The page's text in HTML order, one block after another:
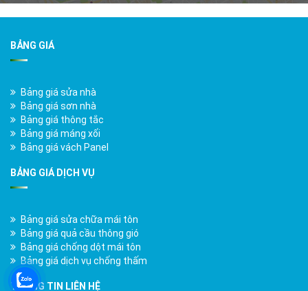
BẢNG GIÁ
Bảng giá sửa nhà
Bảng giá sơn nhà
Bảng giá thông tắc
Bảng giá máng xối
Bảng giá vách Panel
BẢNG GIÁ DỊCH VỤ
Bảng giá sửa chữa mái tôn
Bảng giá quả cầu thông gió
Bảng giá chống dột mái tôn
Bảng giá dịch vụ chống thấm
THÔNG TIN LIÊN HỆ